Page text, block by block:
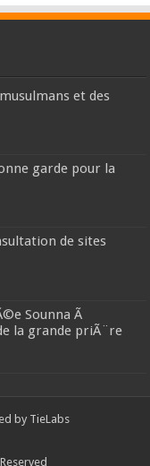
et des
garde pour la
de sites
Sounna Ã
la grande priÃ¨re
by TieLabs